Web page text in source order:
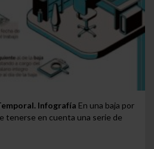
Infografía En una baja por
tenerse en cuenta una serie de